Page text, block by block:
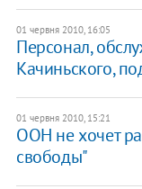
01 червня 2010, 16:05
Персонал,
Качиньского,
01 червня 2010, 15:21
ООН не хочет
свободы"